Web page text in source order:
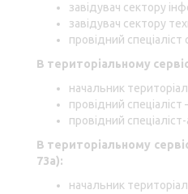
завідувач сектору
завідувач сектору
провідний
В територіальному
начальник
провідний
провідний
В територіальному
73а):
начальник